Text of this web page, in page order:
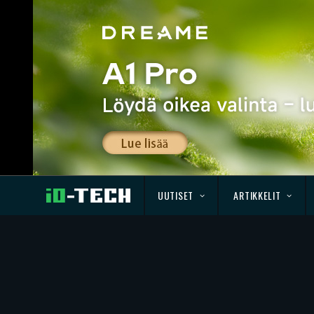
UUTISET ARTIKKELIT